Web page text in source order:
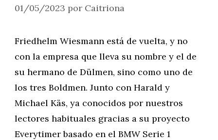
01/05/2023 por Caitriona
Friedhelm Wiesmann está de vuelta, y no
con la empresa que lleva su nombre y el de
su hermano de Dülmen, sino como uno de
los tres Boldmen. Junto con Harald y
Michael Käs, ya conocidos por nuestros
lectores habituales gracias a su proyecto
Everytimer basado en el BMW Serie 1